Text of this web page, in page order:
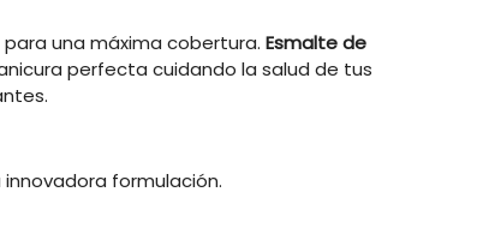
una máxima cobertura. Esmalte de
perfecta cuidando la salud de tus
formulación.